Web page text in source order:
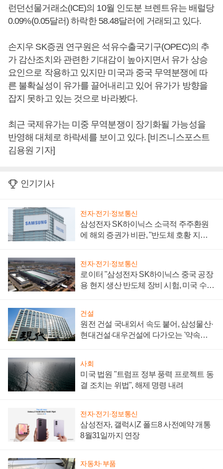
런던선물거래소(ICE)의 10월 인도분 브렌트유는 배럴당
0.09%(0.05달러) 하락한 58.48달러에 거래되고 있다.
손지우 SK증권 연구원은 석유수출국기구(OPEC)의 추
가 감산조치와 관련한 기대감이 높아지면서 유가 상승
요인으로 작용하고 있지만 미국과 중국 무역분쟁에 따
른 불확실성이 유가를 끌어내리고 있어 유가가 방향을
잡지 못하고 있는 것으로 바라봤다.
최근 국제유가는 미중 무역분쟁이 장기화될 가능성을
반영해 대체로 하락세를 보이고 있다. [비즈니스포스트
김용원 기자]
인기기사
전자·전기·정보통신
삼성전자 SK하이닉스 소극적 주주환원
에 해외 증권가 비판, "반도체 호황 지속
전자·전기·정보통신
로이터 "삼성전자 SK하이닉스 중국 공장
용 현지 생산 반도체 장비 시험, 미국 수출
건설
원전 건설 국내외서 속도 붙어, 삼성물산·
현대건설·대우건설에 다가오는 '약속의
사회
미국 법원 "트럼프 정부 풍력 프로젝트 동
결 조치는 위법", 해제 명령 내려
전자·전기·정보통신
삼성전자, 갤럭시Z 폴드8 사전예약 개통
8월31일까지 연장
자동차·부품